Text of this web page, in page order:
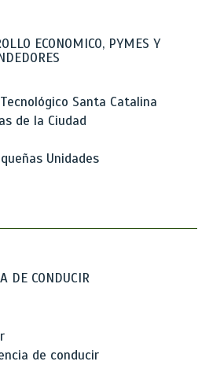
ECONOMICO, PYMES Y
Santa Catalina
de la Ciudad
Unidades
DE CONDUCIR
de conducir